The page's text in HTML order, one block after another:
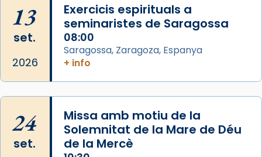
comitè organitzador de la visita apostòlica
del Sant Pare Lleó XIV a Barcelona, i als
col·laboradors, a la Catedral de Barcelona.
L’arquebisbe de Barcelona, el cardenal Joan
📸 Dr. G. Simón
Photo
13
set.
2026
Exercicis espirituals a
seminaristes de Saragossa
08:00
Saragossa, Zaragoza, Espanya
+ info
24
set.
Missa amb motiu de la
Solemnitat de la Mare de Déu
de la Mercè